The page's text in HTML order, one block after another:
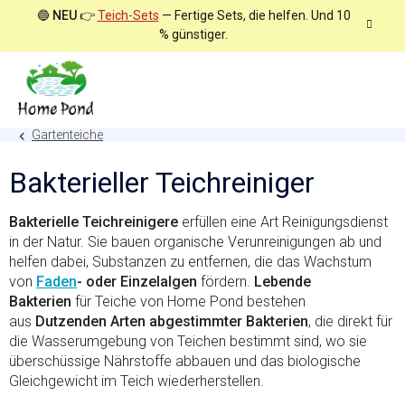
🔵 NEU👉Teich-Sets — Fertige Sets, die helfen. Und 10
% günstiger.
Gartenteiche
Bakterieller Teichreiniger
Bakterielle Teichreinigere erfüllen eine Art Reinigungsdienst
in der Natur. Sie bauen organische Verunreinigungen ab und
helfen dabei, Substanzen zu entfernen, die das Wachstum
von Faden- oder Einzelalgen fördern. Lebende
Bakterien für Teiche von Home Pond bestehen
aus Dutzenden Arten abgestimmter Bakterien, die direkt für
die Wasserumgebung von Teichen bestimmt sind, wo sie
überschüssige Nährstoffe abbauen und das biologische
Gleichgewicht im Teich wiederherstellen.